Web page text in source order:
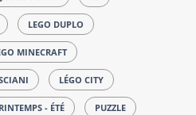
LEGO DUPLO
MINECRAFT
LÉGO CITY
- ÉTÉ PUZZLE